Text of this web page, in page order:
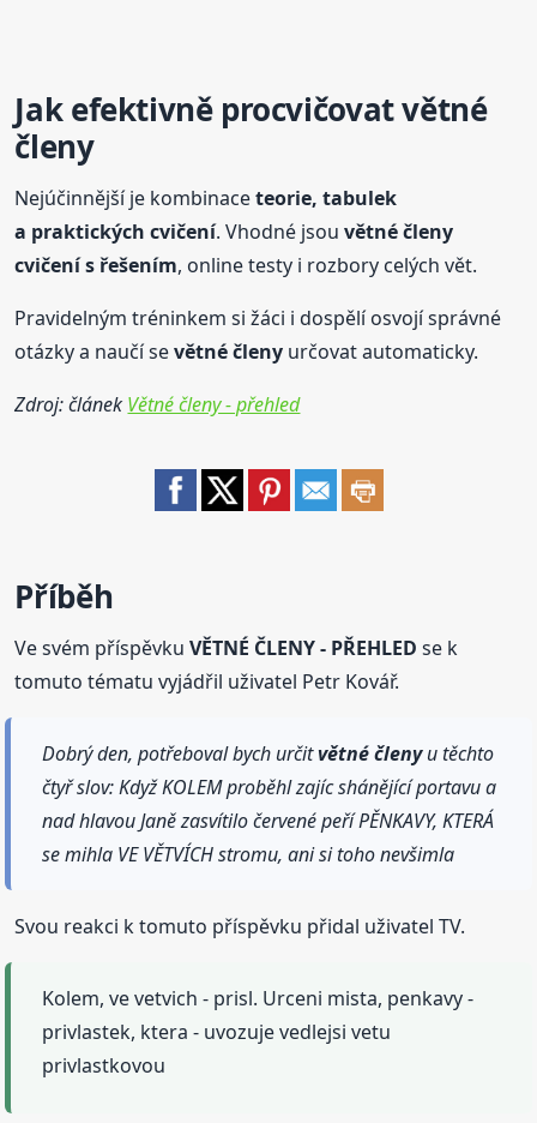
Jak efektivně procvičovatvětné
členy
Nejúčinnější je kombinaceteorie, tabulek
a praktickýchcvičení. Vhodné jsouvětné členy
cvičenís řešením, online testy i rozbory celých vět.
Pravidelným tréninkem si žáci i dospělí osvojí správné
otázky a naučí sevětné členy určovat automaticky.
Zdroj: článek Větné členy - přehled
Příběh
Ve svém příspěvkuVĚTNÉ ČLENY - PŘEHLED se k
tomuto tématu vyjádřil uživatel Petr Kovář.
Dobrý den, potřeboval bych určitvětné členyu těchto
čtyř slov: Když KOLEM proběhl zajíc shánějící portavu a
nad hlavou Janě zasvítilo červené peří PĚNKAVY, KTERÁ
se mihla VE VĚTVÍCH stromu, ani si toho nevšimla
Svou reakci k tomuto příspěvku přidal uživatel TV.
Kolem, ve vetvich - prisl. Urceni mista, penkavy -
privlastek, ktera - uvozuje vedlejsi vetu
privlastkovou